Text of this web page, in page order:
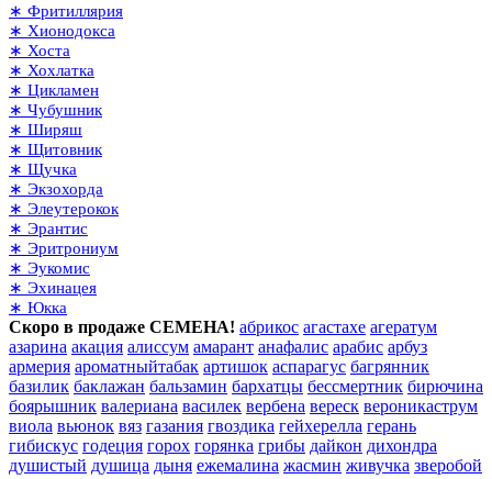
∗ Фритиллярия
∗ Хионодокса
∗ Хоста
∗ Хохлатка
∗ Цикламен
∗ Чубушник
∗ Ширяш
∗ Щитовник
∗ Щучка
∗ Экзохорда
∗ Элеутерокок
∗ Эрантис
∗ Эритрониум
∗ Эукомис
∗ Эхинацея
∗ Юкка
Скоро в продаже СЕМЕНА! абрикос агастахе агератум
азарина акация алиссум амарант анафалис арабис арбуз
армерия ароматныйтабак артишок аспарагус багрянник
базилик баклажан бальзамин бархатцы бессмертник бирючина
боярышник валериана василек вербена вереск вероникаструм
виола вьюнок вяз газания гвоздика гейхерелла герань
гибискус годеция горох горянка грибы дайкон дихондра
душистый душица дыня ежемалина жасмин живучка зверобой